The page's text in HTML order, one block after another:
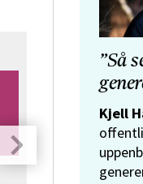
”Så
Kjell